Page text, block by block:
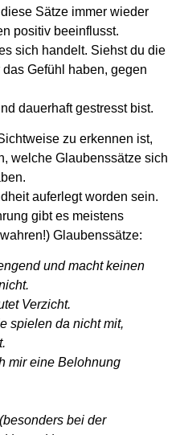
Sätze immer wieder
positiv beeinflusst.
sich handelt. Siehst du die
Gefühl haben, gegen
dauerhaft gestresst bist.
zu erkennen ist,
welche Glaubenssätze sich
auferlegt worden sein.
gibt es meistens
Glaubenssätze:
und macht keinen
Verzicht.
spielen da nicht mit,
mir eine Belohnung
bei der